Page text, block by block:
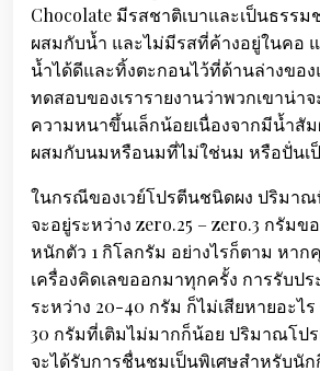
Chocolate มีรสชาติเบาและเป็นธรร
ผสมกับน้ำ และไม่มีรสที่ค้างอยู่ในคอ
น้ำได้ดีและทิ้งตะกอนไว้ที่ด้านล่างของ
ทดสอบของเรารายงานว่าพวกเขาน่า
ความหนาขึ้นเล็กน้อยเนื่องจากมีน้ำสั
ผสมกับนมหรือนมที่ไม่ใช่นม หรือปั่นเ
ในกรณีของเวย์โปรตีนชนิดผง ปริมา
จะอยู่ระหว่าง zero.25 – zero.3 กรัม
หนักตัว 1 กิโลกรัม อย่างไรก็ตาม หา
เครื่องคิดเลขออกมาทุกครั้ง การรับป
ระหว่าง 20-40 กรัม ก็ไม่เสียหายอะไ
30 กรัมที่เติมไม่มากก็น้อย ปริมาณโป
จะได้รับการชื่นชมเป็นพิเศษสำหรับนั